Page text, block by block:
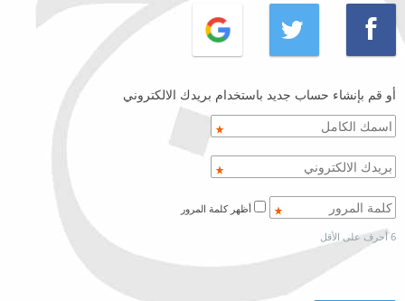
أو قم بإنشاء حساب جديد باستخدام بريدك الالكتروني
6 أحرف على الأقل